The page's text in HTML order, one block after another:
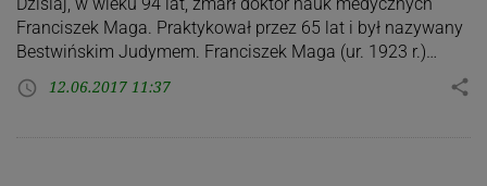
Franciszek Maga. Praktykował przez 65 lat i był nazywany
Bestwińskim Judymem. Franciszek Maga (ur. 1923 r.)…
access_time 12.06.2017 11:37 share